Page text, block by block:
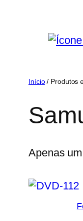
Início/ Produtos
Apenas